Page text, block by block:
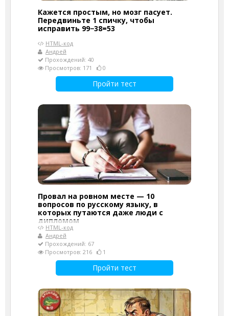
Кажется простым, но мозг пасует.
Передвиньте 1 спичку, чтобы
исправить 99−38=53
HTML-код
Андрей
Прохождений: 40
Просмотров: 171
0
Пройти тест
Провал на ровном месте — 10
вопросов по русскому языку, в
которых путаются даже люди с
дипломом
HTML-код
Андрей
Прохождений: 67
Просмотров: 216
1
Пройти тест